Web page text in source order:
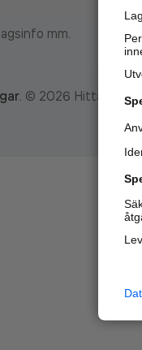
mm.
. © 2026 Hitta.se